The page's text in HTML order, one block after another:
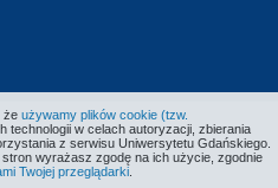
że używamy plików cookie (tzw.
technologii w celach autoryzacji, zbierania
z serwisu Uniwersytetu Gdańskiego.
wyrażasz zgodę na ich użycie, zgodnie
Twojej przeglądarki